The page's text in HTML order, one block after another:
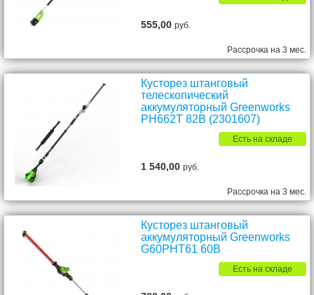
555,00руб.
Рассрочка на 3 мес.
Кусторез штанговый
телескопический
аккумуляторный Greenworks
PH662T 82В (2301607)
Есть на складе
1 540,00руб.
Рассрочка на 3 мес.
Кусторез штанговый
аккумуляторный Greenworks
G60PHT61 60В
Есть на складе